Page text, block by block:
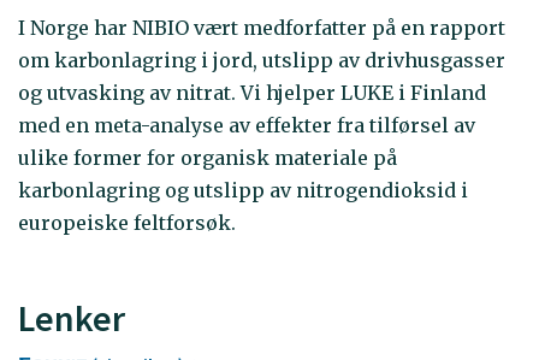
I Norge har NIBIO vært medforfatter på en rapport
om karbonlagring i jord, utslipp av drivhusgasser
og utvasking av nitrat. Vi hjelper LUKE i Finland
med en meta-analyse av effekter fra tilførsel av
ulike former for organisk materiale på
karbonlagring og utslipp av nitrogendioksid i
europeiske feltforsøk.
Lenker